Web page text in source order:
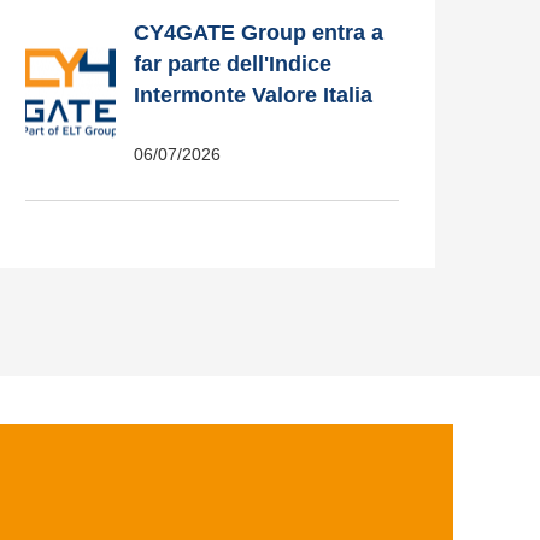
CY4GATE Group entra a
far parte dell'Indice
Intermonte Valore Italia
06/07/2026